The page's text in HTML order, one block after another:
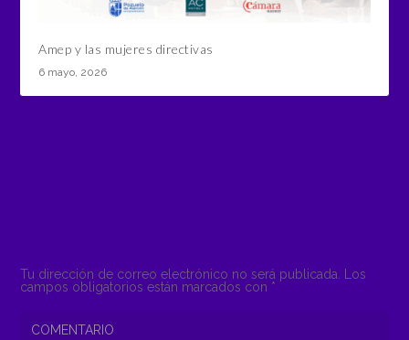
Amep y las mujeres directivas
6 mayo, 2026
Tu dirección de correo electrónico no será publicada.
Los
campos obligatorios están marcados con *